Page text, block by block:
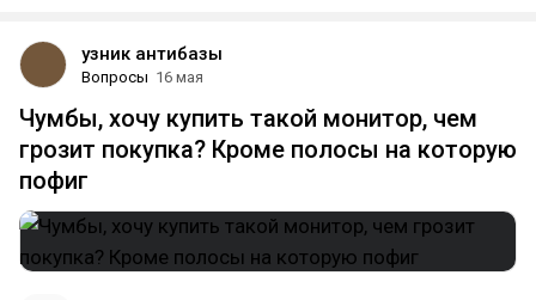
узник антибазы
Вопросы 16 мая
Чумбы, хочу купить такой монитор, чем
грозит покупка? Кроме полосы на которую
пофиг